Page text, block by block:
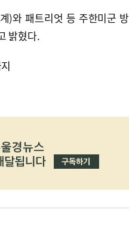
)와 패트리엇 등 주한미군 방
밝혔다.